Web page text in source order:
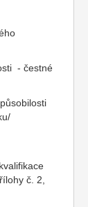
- čestné
č. 2,